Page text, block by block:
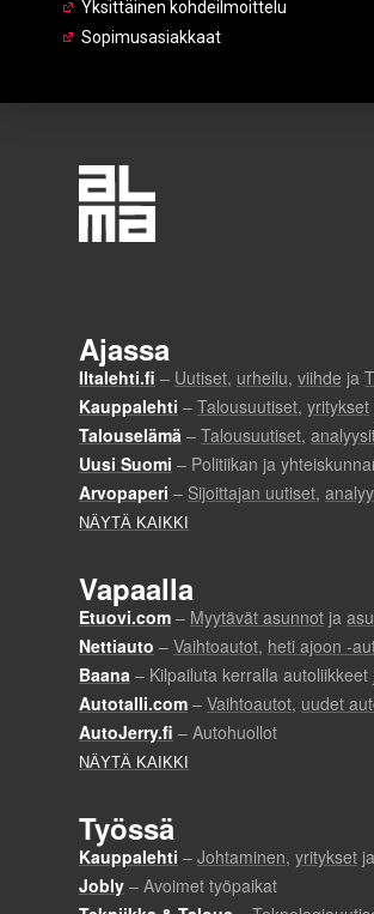
Yksittäinen kohdeilmoittelu
Sopimusasiakkaat